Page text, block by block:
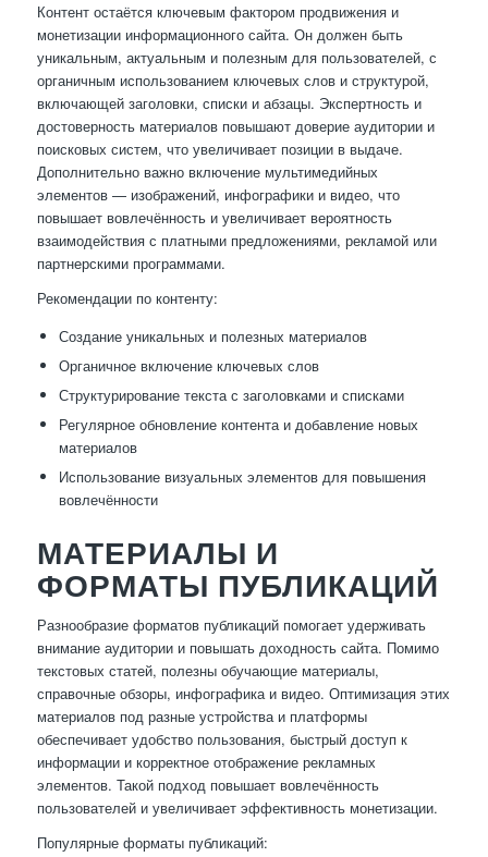
Контент остаётся ключевым фактором продвижения и
монетизации информационного сайта. Он должен быть
уникальным, актуальным и полезным для пользователей, с
органичным использованием ключевых слов и структурой,
включающей заголовки, списки и абзацы. Экспертность и
достоверность материалов повышают доверие аудитории и
поисковых систем, что увеличивает позиции в выдаче.
Дополнительно важно включение мультимедийных
элементов — изображений, инфографики и видео, что
повышает вовлечённость и увеличивает вероятность
взаимодействия с платными предложениями, рекламой или
партнерскими программами.
Рекомендации по контенту:
Создание уникальных и полезных материалов
Органичное включение ключевых слов
Структурирование текста с заголовками и списками
Регулярное обновление контента и добавление новых
материалов
Использование визуальных элементов для повышения
вовлечённости
МАТЕРИАЛЫ И
ФОРМАТЫ ПУБЛИКАЦИЙ
Разнообразие форматов публикаций помогает удерживать
внимание аудитории и повышать доходность сайта. Помимо
текстовых статей, полезны обучающие материалы,
справочные обзоры, инфографика и видео. Оптимизация этих
материалов под разные устройства и платформы
обеспечивает удобство пользования, быстрый доступ к
информации и корректное отображение рекламных
элементов. Такой подход повышает вовлечённость
пользователей и увеличивает эффективность монетизации.
Популярные форматы публикаций: